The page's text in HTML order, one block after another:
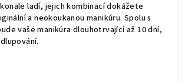
ladí, jejich kombinací dokážete
a neokoukanou manikúru. Spolu s
vaše manikúra dlouhotrvající až 10 dní,